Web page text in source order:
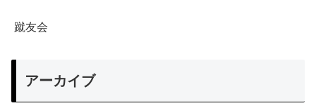
蹴友会
アーカイブ